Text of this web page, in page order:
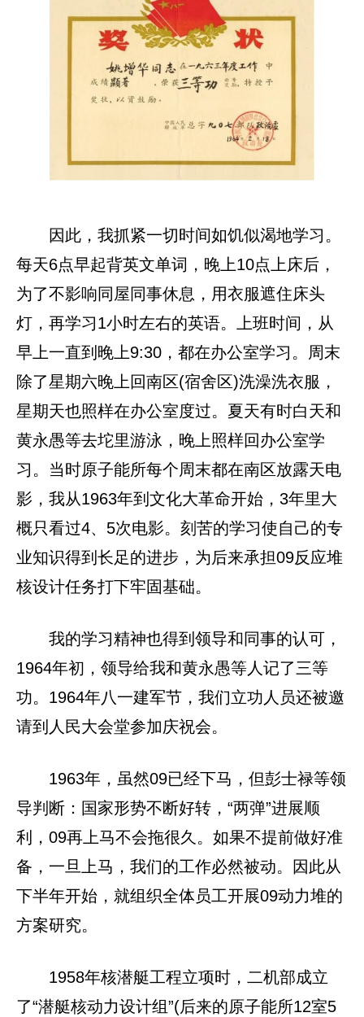
因此，我抓紧一切时间如饥似渴地学习。
每天6点早起背英文单词，晚上10点上床后，
为了不影响同屋同事休息，用衣服遮住床头
灯，再学习1小时左右的英语。上班时间，从
早上一直到晚上9:30，都在办公室学习。周末
除了星期六晚上回南区(宿舍区)洗澡洗衣服，
星期天也照样在办公室度过。夏天有时白天和
黄永愚等去坨里游泳，晚上照样回办公室学
习。当时原子能所每个周末都在南区放露天电
影，我从1963年到文化大革命开始，3年里大
概只看过4、5次电影。刻苦的学习使自己的专
业知识得到长足的进步，为后来承担09反应堆
核设计任务打下牢固基础。
我的学习精神也得到领导和同事的认可，
1964年初，领导给我和黄永愚等人记了三等
功。1964年八一建军节，我们立功人员还被邀
请到人民大会堂参加庆祝会。
1963年，虽然09已经下马，但彭士禄等领
导判断：国家形势不断好转，“两弹”进展顺
利，09再上马不会拖很久。如果不提前做好准
备，一旦上马，我们的工作必然被动。因此从
下半年开始，就组织全体员工开展09动力堆的
方案研究。
1958年核潜艇工程立项时，二机部成立
了“潜艇核动力设计组”(后来的原子能所12室5